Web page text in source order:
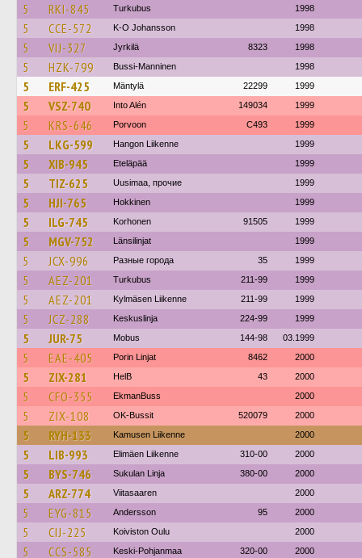
5 RKI-845 Turkubus 1998
5 CCE-572 K-O Johansson 1998
5 VIJ-327 Jyrkilä 8323 1998
5 HZK-799 Bussi-Manninen 1998
5 ERF-425 Mäntylä 22299 1999
5 VSZ-740 Into Alén 149034 1999
5 KRS-646 Porvoon C493 1999
5 LKG-599 Hangon Liikenne 1999
5 XIB-945 Eteläpää 1999
5 TIZ-625 Uusimaa, прочие 1999
5 HJI-765 Hokkinen 1999
5 ILG-745 Korhonen 91505 1999
5 MGV-752 Länsilinjat 1999
5 JCX-996 Разные города 35 1999
5 AEZ-201 Turkubus 211-99 1999
5 AEZ-201 Kylmäsen Liikenne 211-99 1999
5 JCZ-288 Keskuslinja 224-99 1999
5 JUR-75 Mobus 144-98 03.1999
5 EAE-405 Porin Linjat 8462 2000
5 ZIX-281 HelB 43 2000
5 CFO-355 EkmanBuss 2000
5 ZIX-108 OK-Bussit 520079 2000
5 RYH-133 Kamusen Liikenne 2000
5 LIB-993 Elimäen Liikenne 310-00 2000
5 BYS-746 Sukulan Linja 380-00 2000
5 ARZ-774 Viitasaaren 2000
5 EYG-815 Andersson 95 2000
5 CIJ-225 Koiviston Oulu 2000
5 CCS-585 Keski-Pohjanmaa 320-00 2000